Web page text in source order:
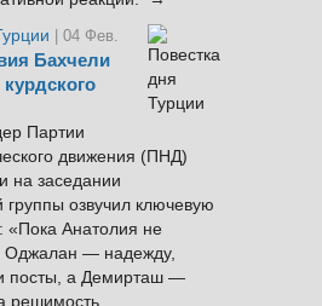
| 04 Фев.
Бахчели
Партии
движения (ПНД)
на заседании
группы озвучил ключевую
«Пока Анатолия не
Оджалан — надежду,
посты, а Демирташ —
решимость